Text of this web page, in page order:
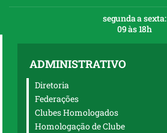
segunda a sexta:
09 às 18h
ADMINISTRATIVO
Diretoria
Federações
Clubes Homologados
Homologação de Clube